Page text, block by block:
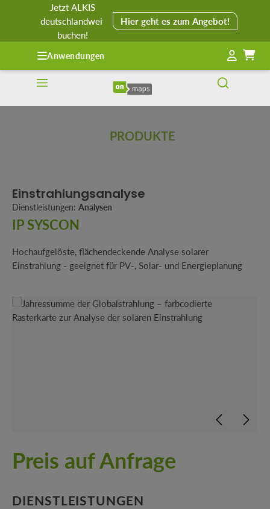
springen
Jetzt ALKIS
deutschlandweit
buchen!
Hier geht es zum Angebot!
Anwendungen
PRODUKTE
Einstrahlungsanalyse
Dienstleistungen: Analysen
IP SYSCON
Hochaufgelöste, flächendeckende Analyse solarer
Einstrahlung - geeignet für PV-, Solar- und Energieplanung
Bildergalerie überspringen
Preis auf Anfrage
DIENSTLEISTUNGEN